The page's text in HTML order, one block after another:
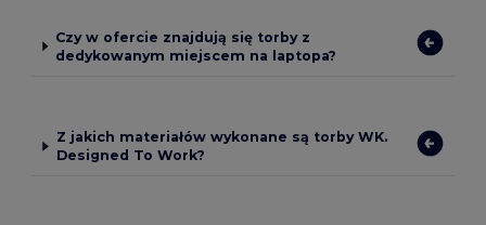
Czy w ofercie znajdują się torby z
dedykowanym miejscem na laptopa?
Z jakich materiałów wykonane są torby WK.
Designed To Work?